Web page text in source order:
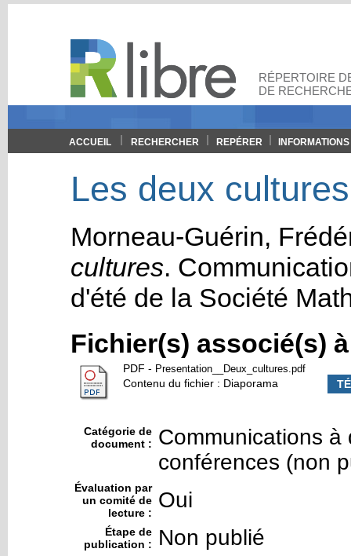
RÉPERTOIRE
DE
ACCUEIL RECHERCHER REPÉRER INFORMATIONS
Les deux
Morneau-Guérin,
cultures.
d'été de la Société
Fichier(s) associé(s)
PDF - Presentation__Deux_cultures.pdf
Contenu du fichier : Diaporama
Catégorie de
document :
Communications
conférences (non
Évaluation par
un comité de
lecture :
Oui
Étape de
publication :
Non publié